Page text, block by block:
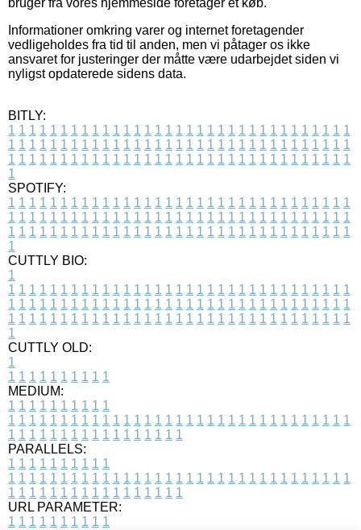
Informationer omkring varer og internet foretagender
vedligeholdes fra tid til anden, men vi påtager os ikke
ansvaret for justeringer der måtte være udarbejdet siden vi
nyligst opdaterede sidens data.
BITLY:
1 1 1 1 1 1 1 1 1 1 1 1 1 1 1 1 1 1 1 1 1 1 1 1 1 1 1 1 1 1 1 1 1
1 1 1 1 1 1 1 1 1 1 1 1 1 1 1 1 1 1 1 1 1 1 1 1 1 1 1 1 1 1 1 1 1
1 1 1 1 1 1 1 1 1 1 1 1 1 1 1 1 1 1 1 1 1 1 1 1 1 1 1 1 1 1 1 1 1
1
SPOTIFY:
1 1 1 1 1 1 1 1 1 1 1 1 1 1 1 1 1 1 1 1 1 1 1 1 1 1 1 1 1 1 1 1 1
1 1 1 1 1 1 1 1 1 1 1 1 1 1 1 1 1 1 1 1 1 1 1 1 1 1 1 1 1 1 1 1 1
1 1 1 1 1 1 1 1 1 1 1 1 1 1 1 1 1 1 1 1 1 1 1 1 1 1 1 1 1 1 1 1 1
1
CUTTLY BIO:
1
1 1 1 1 1 1 1 1 1 1 1 1 1 1 1 1 1 1 1 1 1 1 1 1 1 1 1 1 1 1 1 1 1
1 1 1 1 1 1 1 1 1 1 1 1 1 1 1 1 1 1 1 1 1 1 1 1 1 1 1 1 1 1 1 1 1
1 1 1 1 1 1 1 1 1 1 1 1 1 1 1 1 1 1 1 1 1 1 1 1 1 1 1 1 1 1 1 1 1
1
CUTTLY OLD:
1
1 1 1 1 1 1 1 1 1 1
MEDIUM:
1 1 1 1 1 1 1 1 1 1
1 1 1 1 1 1 1 1 1 1 1 1 1 1 1 1 1 1 1 1 1 1 1 1 1 1 1 1 1 1 1 1 1
1 1 1 1 1 1 1 1 1 1 1 1 1 1 1 1 1
PARALLELS:
1 1 1 1 1 1 1 1 1 1
1 1 1 1 1 1 1 1 1 1 1 1 1 1 1 1 1 1 1 1 1 1 1 1 1 1 1 1 1 1 1 1 1
1 1 1 1 1 1 1 1 1 1 1 1 1 1 1 1 1
URL PARAMETER:
1 1 1 1 1 1 1 1 1 1